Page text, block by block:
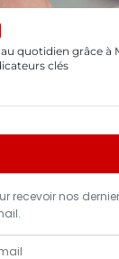
quotidien grâce à
clés
recevoir nos